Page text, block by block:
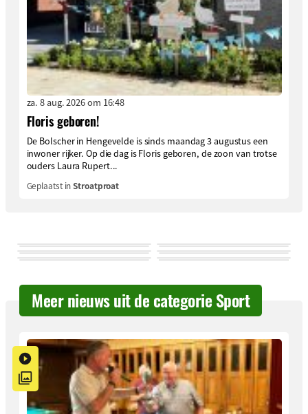
za. 8 aug. 2026 om 16:48
Floris geboren!
De Bolscher in Hengevelde is sinds maandag 3 augustus een
inwoner rijker. Op die dag is Floris geboren, de zoon van trotse
ouders Laura Rupert...
Geplaatst inStroatproat
Meer nieuws uit de categorie Sport